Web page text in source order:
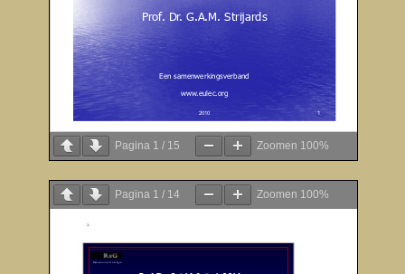
Pagina 1 / 15 Zoomen 100%
Pagina 1 / 14 Zoomen 100%